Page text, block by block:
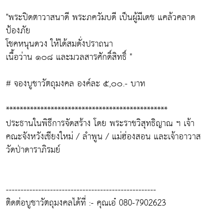
"พระปิดตาวาสนาดี พระภควัมบดี เป็นผู้มีเดช แคล้วคลาด
ป้องภัย
โชคหนุนดวง ให้ได้สมดั่งปราถนา
เนื้อว่าน ๑๐๘ และมวลสารศักดิ์สิทธิ์ "
# จองบูชาวัตถุมงคล องค์ละ ๕,๐๐.- บาท
***********************************************
ประธานในพิธีการจัดสร้าง โดย พระราชวิสุทธิญาณ ฯ เจ้า
คณะจังหวังเชียงใหม่ / ลำพูน / แม่ฮ่องสอน และเจ้าอาวาส
วัดป่าดาราภิรมย์
---------------------------------------------------
ติดต่อบูชาวัตถุมงคลได้ที่ :- คุณเอ๋ 080-7902623